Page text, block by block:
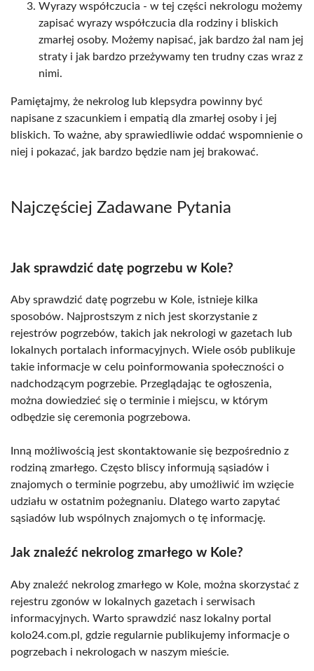
Wyrazy współczucia - w tej części nekrologu możemy
zapisać wyrazy współczucia dla rodziny i bliskich
zmarłej osoby. Możemy napisać, jak bardzo żal nam jej
straty i jak bardzo przeżywamy ten trudny czas wraz z
nimi.
Pamiętajmy, że nekrolog lub klepsydra powinny być
napisane z szacunkiem i empatią dla zmarłej osoby i jej
bliskich. To ważne, aby sprawiedliwie oddać wspomnienie o
niej i pokazać, jak bardzo będzie nam jej brakować.
Najczęściej Zadawane Pytania
Jak sprawdzić datę pogrzebu w Kole?
Aby sprawdzić datę pogrzebu w Kole, istnieje kilka
sposobów. Najprostszym z nich jest skorzystanie z
rejestrów pogrzebów, takich jak nekrologi w gazetach lub
lokalnych portalach informacyjnych. Wiele osób publikuje
takie informacje w celu poinformowania społeczności o
nadchodzącym pogrzebie. Przeglądając te ogłoszenia,
można dowiedzieć się o terminie i miejscu, w którym
odbędzie się ceremonia pogrzebowa.
Inną możliwością jest skontaktowanie się bezpośrednio z
rodziną zmarłego. Często bliscy informują sąsiadów i
znajomych o terminie pogrzebu, aby umożliwić im wzięcie
udziału w ostatnim pożegnaniu. Dlatego warto zapytać
sąsiadów lub wspólnych znajomych o tę informację.
Jak znaleźć nekrolog zmarłego w Kole?
Aby znaleźć nekrolog zmarłego w Kole, można skorzystać z
rejestru zgonów w lokalnych gazetach i serwisach
informacyjnych. Warto sprawdzić nasz lokalny portal
kolo24.com.pl, gdzie regularnie publikujemy informacje o
pogrzebach i nekrologach w naszym mieście.